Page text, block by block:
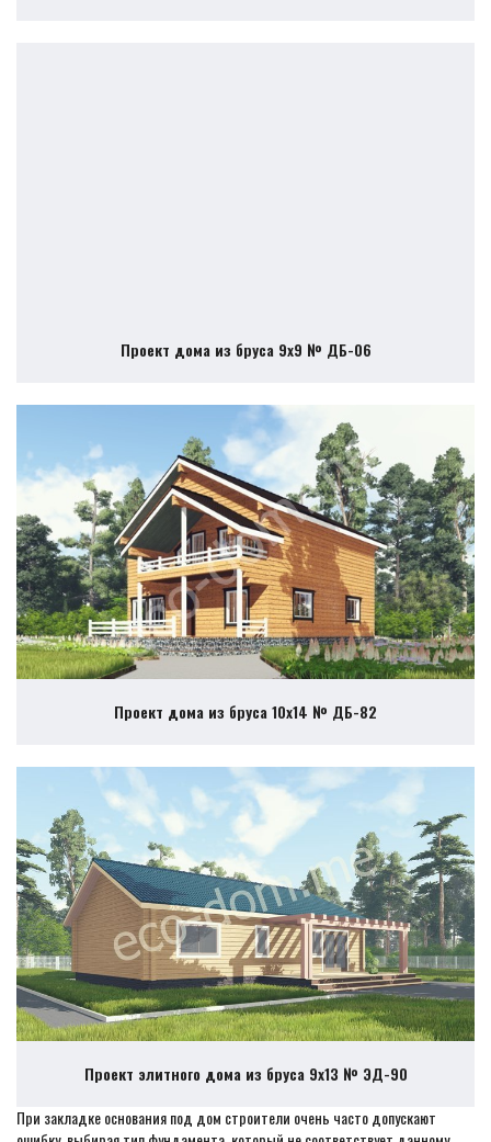
Проект дома из бруса 9х9 № ДБ-06
Проект дома из бруса 10х14 № ДБ-82
Проект элитного дома из бруса 9х13 № ЭД-90
При закладке основания под дом строители очень часто допускают